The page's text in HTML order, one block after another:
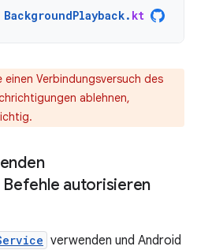
BackgroundPlayback. kt
einen Verbindungsversuch des
ablehnen,
autorisieren
verwenden und Android